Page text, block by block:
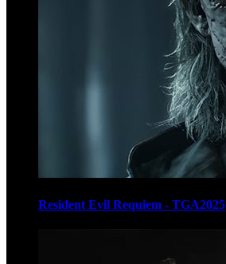
Resident Evil Requiem - TGA2025